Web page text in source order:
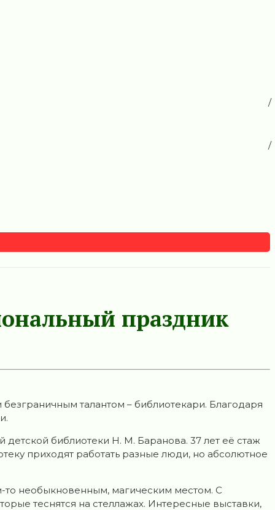
праздник
талантом – библиотекари. Благодаря
детской библиотеки Н. М. Баранова. 37 лет её стаж
приходят работать разные люди, но абсолютное
то необыкновенным, магическим местом. С
теснятся на стеллажах. Интересные выставки,